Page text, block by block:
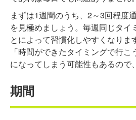
まずは1週間のうち、2～3回程度
を見極めましょう。毎週同じタイ
とによって習慣化しやすくなりま
「時間ができたタイミングで行
になってしまう可能性もあるので
期間